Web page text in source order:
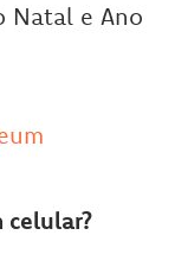
Natal e Ano
celular?